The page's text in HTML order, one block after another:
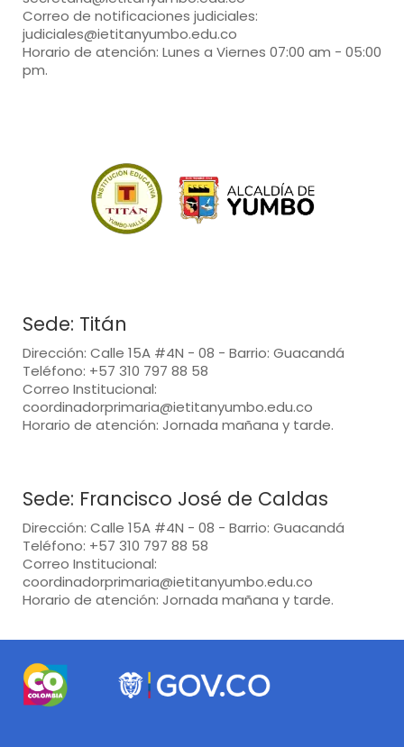
Correo de notificaciones judiciales:
judiciales@ietitanyumbo.edu.co
Horario de atención: Lunes a Viernes 07:00 am - 05:00
pm.
Sede: Titán
Dirección: Calle 15A #4N - 08 - Barrio: Guacandá
Teléfono: +57 310 797 88 58
Correo Institucional:
coordinadorprimaria@ietitanyumbo.edu.co
Horario de atención: Jornada mañana y tarde.
Sede: Francisco José de Caldas
Dirección: Calle 15A #4N - 08 - Barrio: Guacandá
Teléfono: +57 310 797 88 58
Correo Institucional:
coordinadorprimaria@ietitanyumbo.edu.co
Horario de atención: Jornada mañana y tarde.